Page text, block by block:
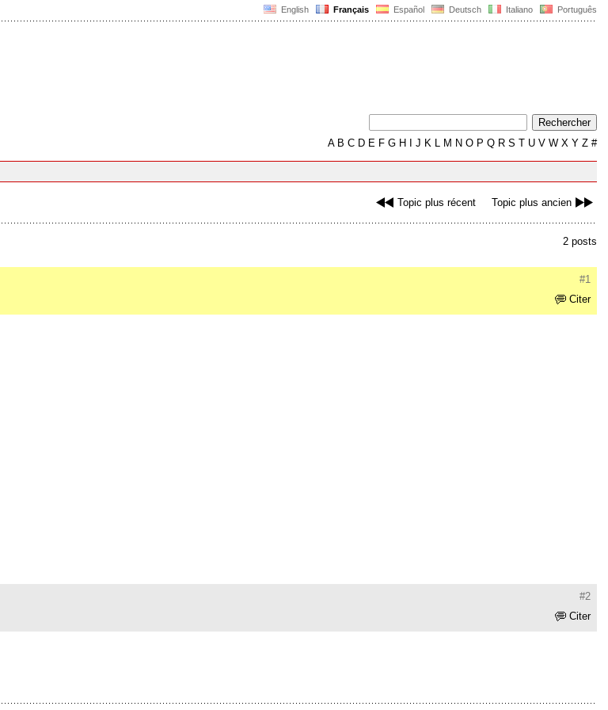
English Français Español Deutsch Italiano Português
AB C D E F G H J K L M N O P Q R S T U V W X Y Z #
Topic plus récent Topic plus ancien
2 posts
#1
Citer
#2
Citer